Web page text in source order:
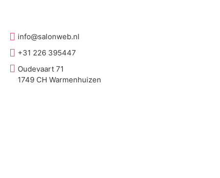
info@salonweb.nl
+31 226 395447
Oudevaart 71
1749 CH Warmenhuizen